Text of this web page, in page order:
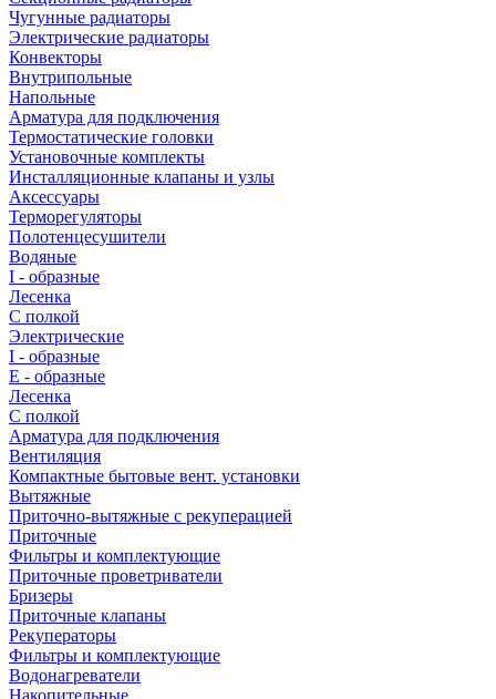
Чугунные радиаторы
Электрические радиаторы
Конвекторы
Внутрипольные
Напольные
Арматура для подключения
Термостатические головки
Установочные комплекты
Инсталляционные клапаны и узлы
Аксессуары
Терморегуляторы
Полотенцесушители
Водяные
I - образные
Лесенка
С полкой
Электрические
I - образные
E - образные
Лесенка
С полкой
Арматура для подключения
Вентиляция
Компактные бытовые вент. установки
Вытяжные
Приточно-вытяжные с рекуперацией
Приточные
Фильтры и комплектующие
Приточные проветриватели
Бризеры
Приточные клапаны
Рекуператоры
Фильтры и комплектующие
Водонагреватели
Накопительные